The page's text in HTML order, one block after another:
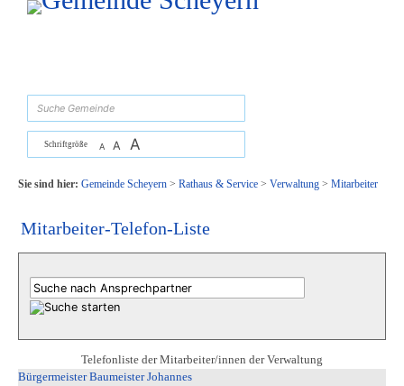
Zum Inhalt, zur Navigationoder zur Startseite springen.
Schriftgröße A A A
Sie sind hier: Gemeinde Scheyern> Rathaus & Service> Verwaltung> Mitarbeiter
Mitarbeiter-Telefon-Liste
Telefonliste der Mitarbeiter/innen der Verwaltung
Bürgermeister Baumeister Johannes